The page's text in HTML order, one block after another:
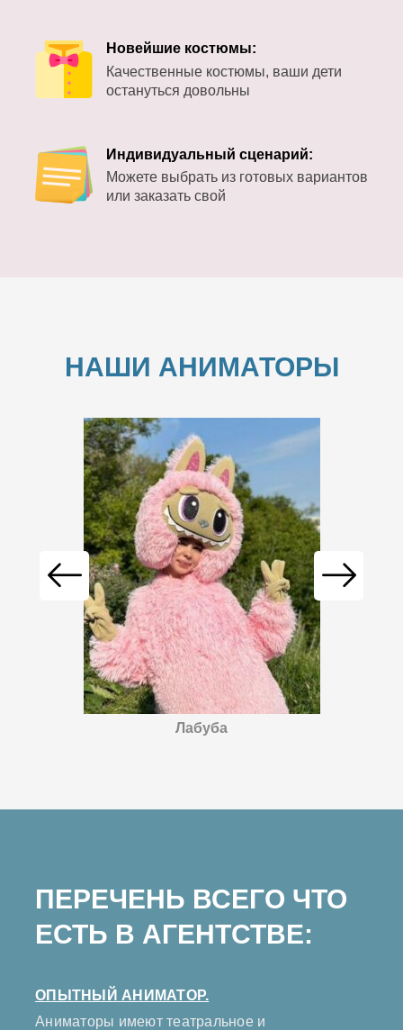
Новейшие костюмы:
Качественные костюмы, ваши дети
остануться довольны
Индивидуальный сценарий:
Можете выбрать из готовых вариантов
или заказать свой
НАШИ АНИМАТОРЫ
Лабуба
ПЕРЕЧЕНЬ ВСЕГО ЧТО
ЕСТЬ В АГЕНТСТВЕ:
ОПЫТНЫЙ АНИМАТОР.
Аниматоры имеют театральное и